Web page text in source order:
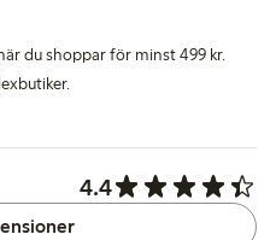
du shoppar för minst 499 kr.
4.4